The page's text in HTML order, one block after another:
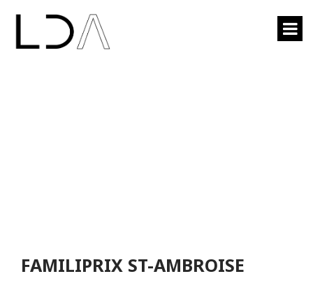
FAMILIPRIX ST-AMBROISE